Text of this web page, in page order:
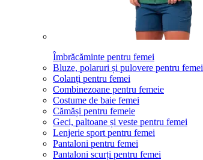
Îmbrăcăminte pentru femei
Bluze, polaruri și pulovere pentru femei
Colanți pentru femei
Combinezoane pentru femeie
Costume de baie femei
Cămăși pentru femeie
Geci, paltoane și veste pentru femei
Lenjerie sport pentru femei
Pantaloni pentru femei
Pantaloni scurți pentru femei